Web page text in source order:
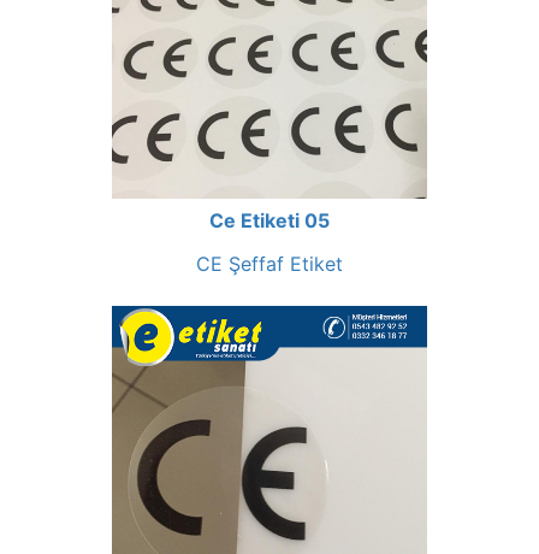
Ce Etiketi 05
CE Şeffaf Etiket